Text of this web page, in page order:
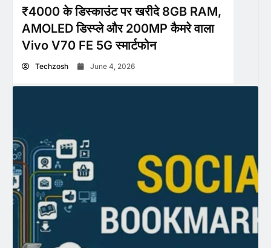
₹4000 के डिस्काउंट पर खरीदे 8GB RAM,
AMOLED डिस्प्ले और 200MP कैमरे वाला
Vivo V70 FE 5G स्मार्टफोन
Techzosh June 4, 2026